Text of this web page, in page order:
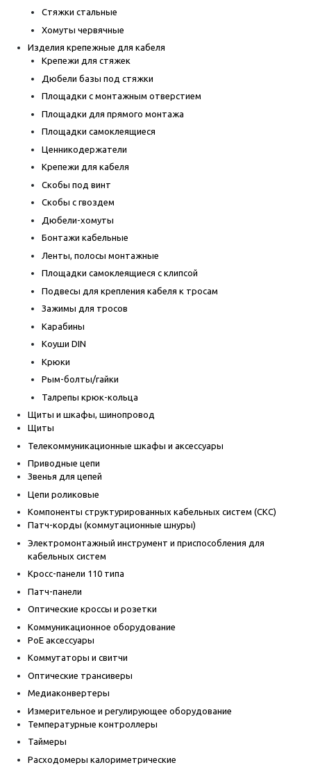
Стяжки стальные
Хомуты червячные
Изделия крепежные для кабеля
Крепежи для стяжек
Дюбели базы под стяжки
Площадки с монтажным отверстием
Площадки для прямого монтажа
Площадки самоклеящиеся
Ценникодержатели
Крепежи для кабеля
Скобы под винт
Скобы с гвоздем
Дюбели-хомуты
Бонтажи кабельные
Ленты, полосы монтажные
Площадки самоклеящиеся с клипсой
Подвесы для крепления кабеля к тросам
Зажимы для тросов
Карабины
Коуши DIN
Крюки
Рым-болты/гайки
Талрепы крюк-кольца
Щиты и шкафы, шинопровод
Щиты
Телекоммуникационные шкафы и аксессуары
Приводные цепи
Звенья для цепей
Цепи роликовые
Компоненты структурированных кабельных систем (СКС)
Патч-корды (коммутационные шнуры)
Электромонтажный инструмент и приспособления для
кабельных систем
Кросс-панели 110 типа
Патч-панели
Оптические кроссы и розетки
Коммуникационное оборудование
PoE аксессуары
Коммутаторы и свитчи
Оптические трансиверы
Медиаконвертеры
Измерительное и регулирующее оборудование
Температурные контроллеры
Таймеры
Расходомеры калориметрические